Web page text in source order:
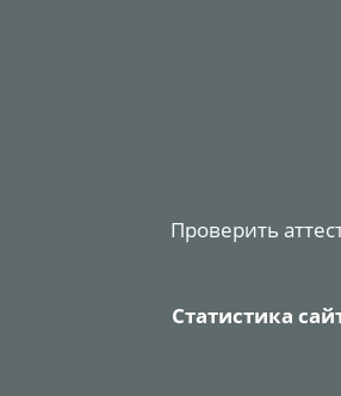
Проверить
Статистика